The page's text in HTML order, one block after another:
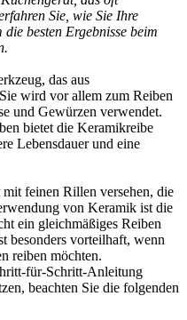
Sie, wie Sie Ihre
besten Ergebnisse beim
das aus
wird vor allem zum Reiben
und Gewürzen verwendet.
bietet die Keramikreibe
Lebensdauer und eine
feinen Rillen versehen, die
von Keramik ist die
ein gleichmäßiges Reiben
besonders vorteilhaft, wenn
reiben möchten.
für-Schritt-Anleitung
beachten Sie die folgenden